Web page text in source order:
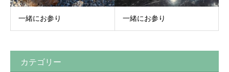
一緒にお参り 一緒にお参り
カテゴリー